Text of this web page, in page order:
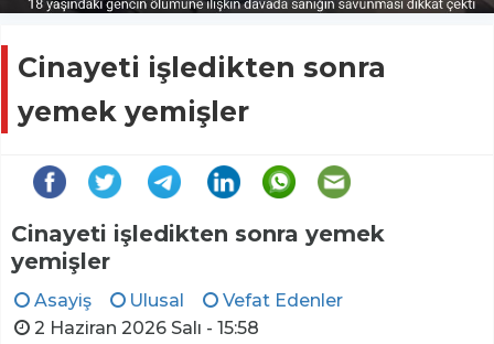
Cinayeti işledikten sonra
yemek yemişler
Cinayeti işledikten sonra yemek
yemişler
Asayiş Ulusal
Vefat Edenler
2 Haziran 2026 Salı - 15:58